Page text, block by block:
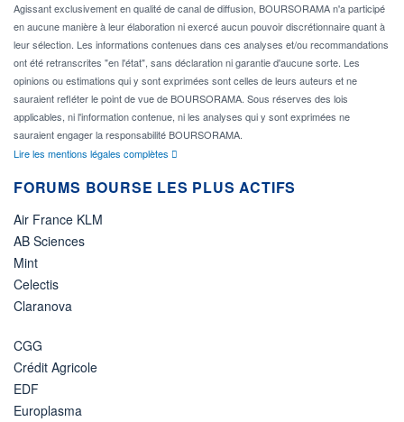
Agissant exclusivement en qualité de canal de diffusion, BOURSORAMA n'a participé
en aucune manière à leur élaboration ni exercé aucun pouvoir discrétionnaire quant à
leur sélection. Les informations contenues dans ces analyses et/ou recommandations
ont été retranscrites "en l'état", sans déclaration ni garantie d'aucune sorte. Les
opinions ou estimations qui y sont exprimées sont celles de leurs auteurs et ne
sauraient refléter le point de vue de BOURSORAMA. Sous réserves des lois
applicables, ni l'information contenue, ni les analyses qui y sont exprimées ne
sauraient engager la responsabilité BOURSORAMA.
Lire les mentions légales complètes
FORUMS BOURSE LES PLUS ACTIFS
Air France KLM
AB Sciences
Mint
Celectis
Claranova
CGG
Crédit Agricole
EDF
Europlasma